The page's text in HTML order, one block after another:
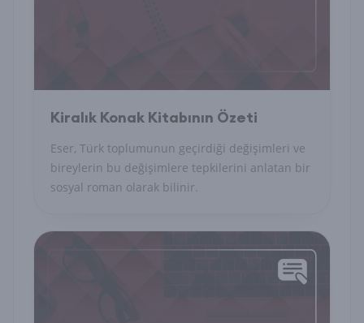
Kiralık Konak Kitabının Özeti
Eser, Türk toplumunun geçirdiği değişimleri ve
bireylerin bu değişimlere tepkilerini anlatan bir
sosyal roman olarak bilinir.